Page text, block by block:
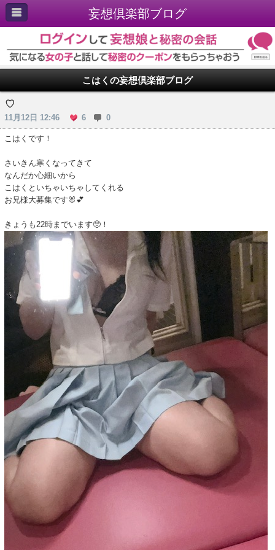
妄想倶楽部ブログ
こはくの妄想倶楽部ブログ
♡
11月12日 12:46 6 0
こはくです！
さいきん寒くなってきて
なんだか心細いから
こはくといちゃいちゃしてくれる
お兄様大募集です🐰💕
​​​​​​​きょうも22時までいます🥺！